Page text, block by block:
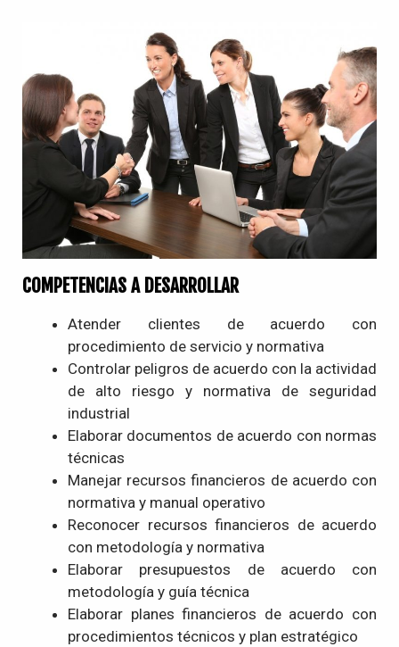
COMPETENCIAS A DESARROLLAR
Atender clientes de acuerdo con
procedimiento de servicio y normativa
Controlar peligros de acuerdo con la actividad
de alto riesgo y normativa de seguridad
industrial
Elaborar documentos de acuerdo con normas
técnicas
Manejar recursos financieros de acuerdo con
normativa y manual operativo
Reconocer recursos financieros de acuerdo
con metodología y normativa
Elaborar presupuestos de acuerdo con
metodología y guía técnica
Elaborar planes financieros de acuerdo con
procedimientos técnicos y plan estratégico